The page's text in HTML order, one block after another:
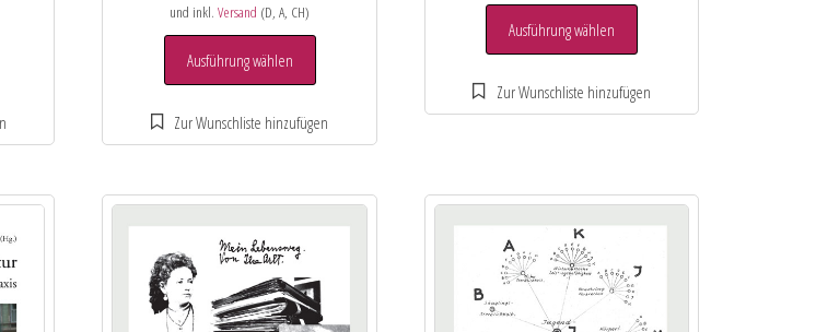
und inkl.Versand (D, A, CH)
Ausführung wählen
Ausführung wählen